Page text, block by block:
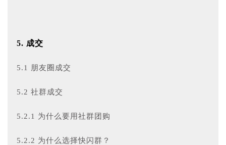
5. 成交
5.1 朋友圈成交
5.2 社群成交
5.2.1 为什么要用社群团购
5.2.2 为什么选择快闪群？